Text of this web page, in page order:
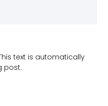
text is automatically
post.